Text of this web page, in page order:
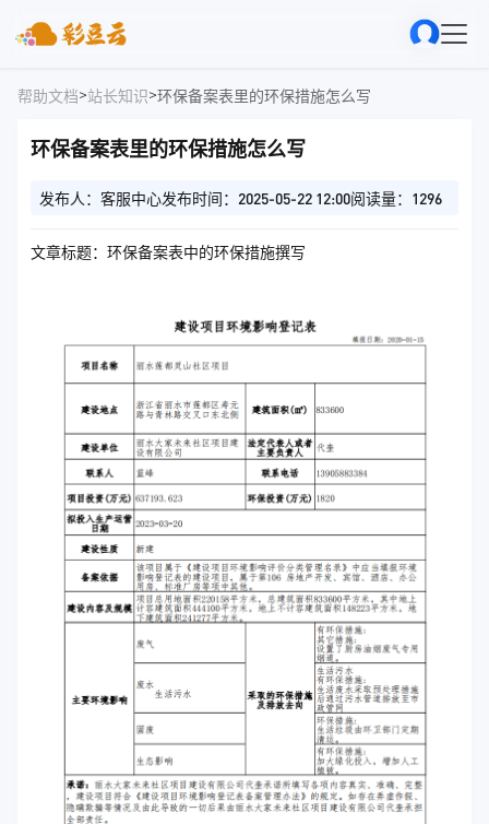
帮助文档>站长知识>环保备案表里的环保措施怎么写
环保备案表里的环保措施怎么写
发布人：客服中心发布时间：2025-05-22 12:00阅读量：1296
文章标题：环保备案表中的环保措施撰写